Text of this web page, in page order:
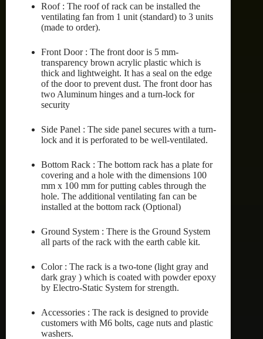
Roof : The roof of rack can be installed the
ventilating fan from 1 unit (standard) to 3 units
(made to order).
Front Door : The front door is 5 mm-
transparency brown acrylic plastic which is
thick and lightweight. It has a seal on the edge
of the door to prevent dust. The front door has
two Aluminum hinges and a turn-lock for
security
Side Panel : The side panel secures with a turn-
lock and it is perforated to be well-ventilated.
Bottom Rack : The bottom rack has a plate for
covering and a hole with the dimensions 100
mm x 100 mm for putting cables through the
hole. The additional ventilating fan can be
installed at the bottom rack (Optional)
Ground System : There is the Ground System
all parts of the rack with the earth cable kit.
Color : The rack is a two-tone (light gray and
dark gray ) which is coated with powder epoxy
by Electro-Static System for strength.
Accessories : The rack is designed to provide
customers with M6 bolts, cage nuts and plastic
washers.